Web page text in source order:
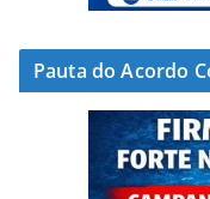
Pauta do Acordo